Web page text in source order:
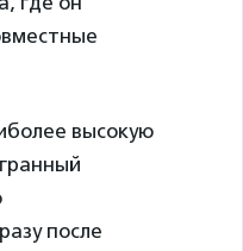
высокую
после